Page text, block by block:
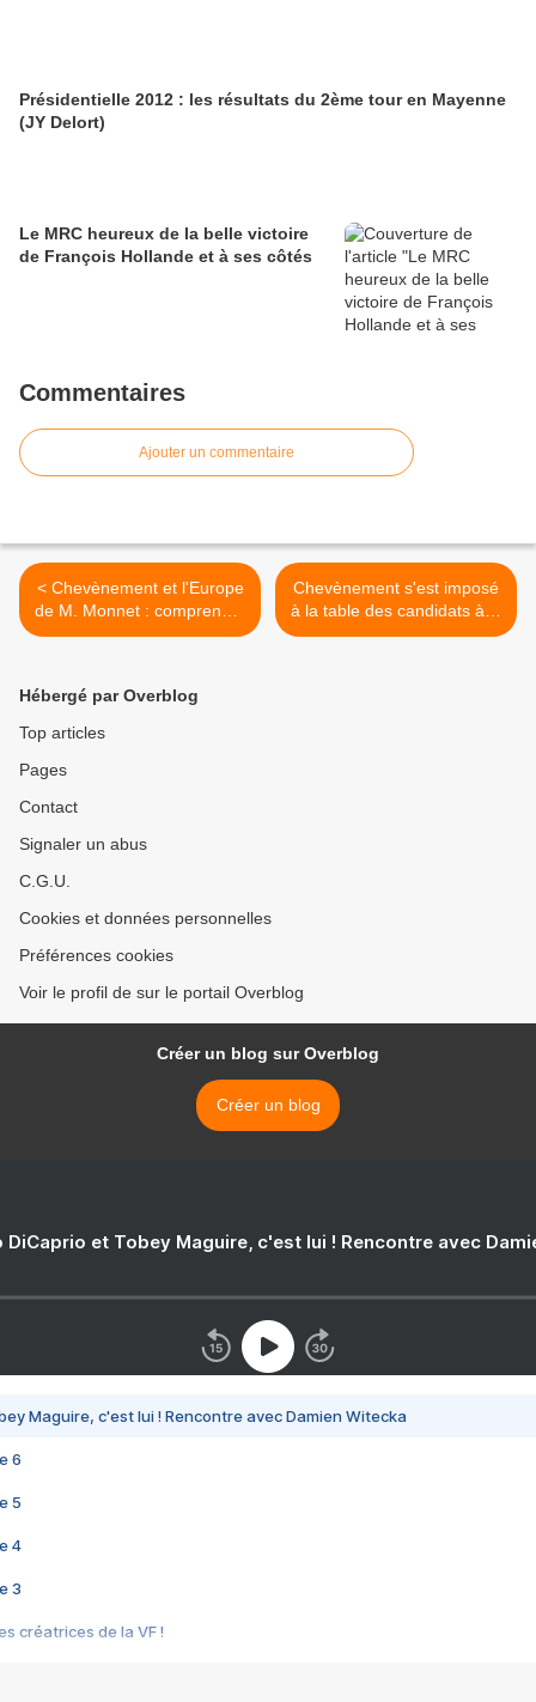
Présidentielle 2012 : les résultats du 2ème tour en Mayenne
(JY Delort)
Le MRC heureux de la belle victoire
de François Hollande et à ses côtés
Commentaires
Ajouter un commentaire
< Chevènement et l'Europe
de M. Monnet : comprendre
le sens du 9 mai
Chevènement s'est imposé
à la table des candidats à la
présidentielle >
Hébergé par Overblog
Top articles
Pages
Contact
Signaler un abus
C.G.U.
Cookies et données personnelles
Préférences cookies
Voir le profil de sur le portail Overblog
Créer un blog sur Overblog
Créer un blog
DiCaprio et Tobey Maguire, c'est lui ! Rencontre avec
Maguire, c'est lui ! Rencontre avec Damien Witecka
6
5
4
3
créatrices de la VF !